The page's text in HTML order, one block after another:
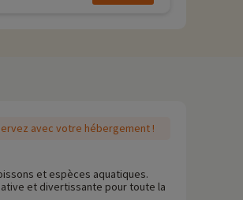
avec votre hébergement !
et espèces aquatiques.
et divertissante pour toute la